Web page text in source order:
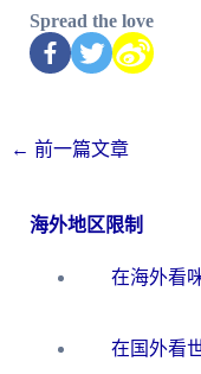
Spread the love
← 前一篇文章
海外地区限制